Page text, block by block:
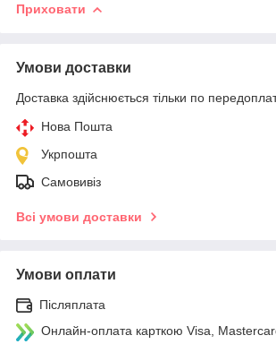
Приховати
Умови доставки
Доставка здійснюється тільки по
Нова Пошта
Укрпошта
Самовивіз
Всі умови доставки
Умови оплати
Післяплата
Онлайн-оплата карткою Visa,